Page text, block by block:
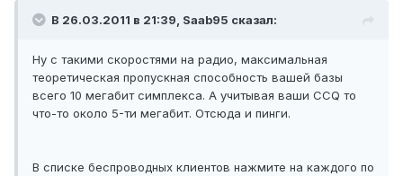
В 26.03.2011 в 21:39, Saab95 сказал:
Ну с такими скоростями на радио, максимальная
теоретическая пропускная способность вашей базы
всего 10 мегабит симплекса. А учитывая ваши CCQ то
что-то около 5-ти мегабит. Отсюда и пинги.
В списке беспроводных клиентов нажмите на каждого по